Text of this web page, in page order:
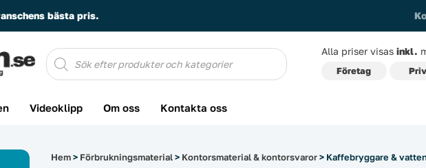
bästa pris.
Produktsökning Alla priser visas inkl.
Företag
Videoklipp Om oss Kontakta oss
Hem> Förbrukningsmaterial> Kontorsmaterial & kontorsvaror> Kaffebryggare &